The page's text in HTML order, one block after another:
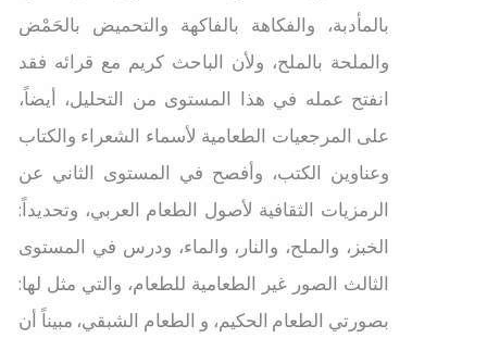
بالمأدبة، والفكاهة بالفاكهة والتحميض بالحَمْض
والملحة بالملح، ولأن الباحث كريم مع قرائه فقد
انفتح عمله في هذا المستوى من التحليل، أيضاً،
على المرجعيات الطعامية لأسماء الشعراء والكتاب
وعناوين الكتب، وأفصح في المستوى الثاني عن
الرمزيات الثقافية لأصول الطعام العربي، وتحديداً:
الخبز، والملح، والنار، والماء، ودرس في المستوى
الثالث الصور غير الطعامية للطعام، والتي مثل لها:
بصورتي الطعام الحكيم، و الطعام الشبقي، مبيناً أن